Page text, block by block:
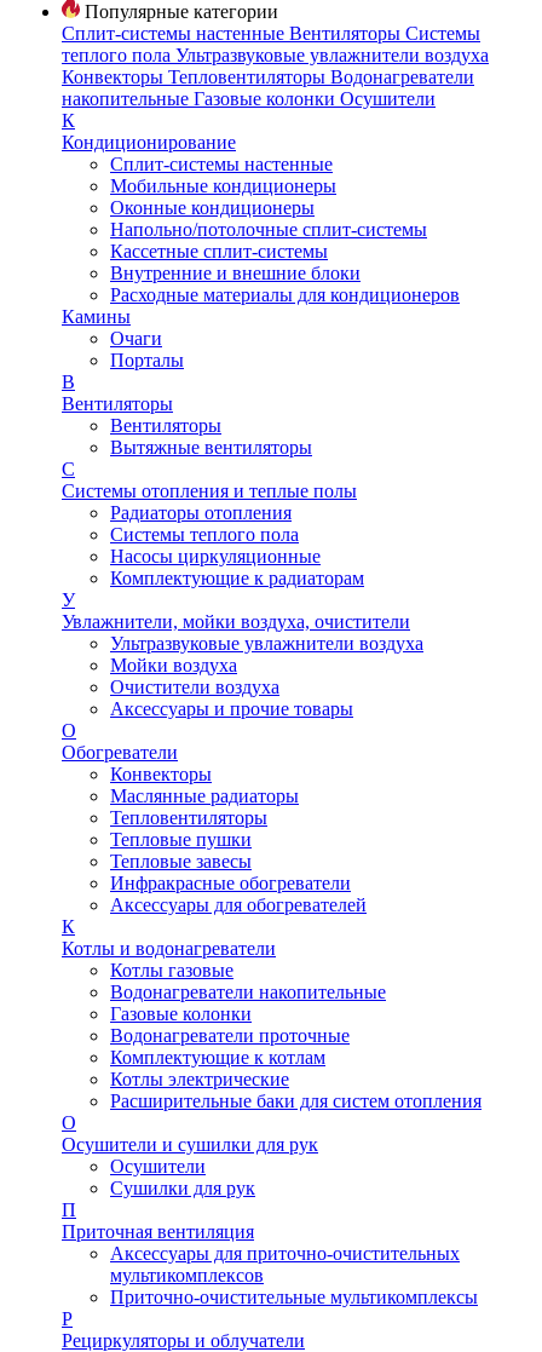
Популярные категории
Сплит-системы настенные Вентиляторы Системы
теплого пола Ультразвуковые увлажнители воздуха
Конвекторы Тепловентиляторы Водонагреватели
накопительные Газовые колонки Осушители
К
Кондиционирование
Сплит-системы настенные
Мобильные кондиционеры
Оконные кондиционеры
Напольно/потолочные сплит-системы
Кассетные сплит-системы
Внутренние и внешние блоки
Расходные материалы для кондиционеров
Камины
Очаги
Порталы
В
Вентиляторы
Вентиляторы
Вытяжные вентиляторы
С
Системы отопления и теплые полы
Радиаторы отопления
Системы теплого пола
Насосы циркуляционные
Комплектующие к радиаторам
У
Увлажнители, мойки воздуха, очистители
Ультразвуковые увлажнители воздуха
Мойки воздуха
Очистители воздуха
Аксессуары и прочие товары
О
Обогреватели
Конвекторы
Маслянные радиаторы
Тепловентиляторы
Тепловые пушки
Тепловые завесы
Инфракрасные обогреватели
Аксессуары для обогревателей
К
Котлы и водонагреватели
Котлы газовые
Водонагреватели накопительные
Газовые колонки
Водонагреватели проточные
Комплектующие к котлам
Котлы электрические
Расширительные баки для систем отопления
О
Осушители и сушилки для рук
Осушители
Сушилки для рук
П
Приточная вентиляция
Аксессуары для приточно-очистительных
мультикомплексов
Приточно-очистительные мультикомплексы
Р
Рециркуляторы и облучатели